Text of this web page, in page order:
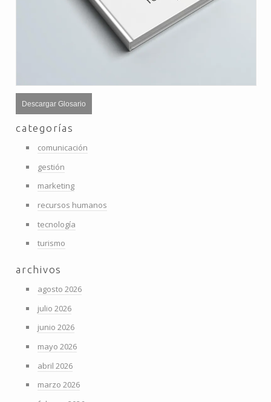
Descargar Glosario
categorías
comunicación
gestión
marketing
recursos humanos
tecnología
turismo
archivos
agosto 2026
julio 2026
junio 2026
mayo 2026
abril 2026
marzo 2026